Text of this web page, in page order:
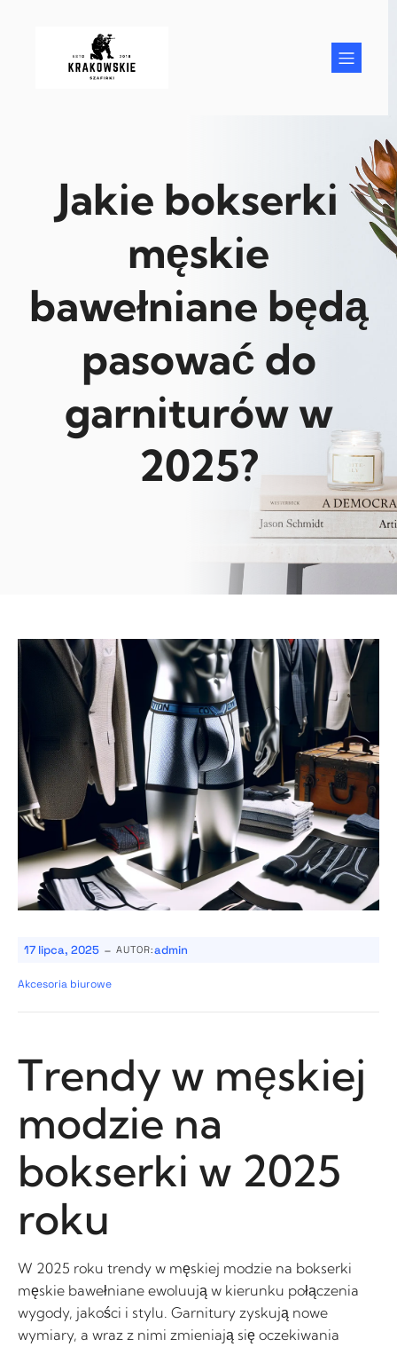
Jakie bokserki
męskie
bawełniane będą
pasować do
garniturów w
2025?
17 lipca, 2025 - AUTOR:admin
Akcesoria biurowe
Trendy w męskiej
modzie na
bokserki w 2025
roku
W 2025 roku trendy w męskiej modzie na bokserki
męskie bawełniane ewoluują w kierunku połączenia
wygody, jakości i stylu. Garnitury zyskują nowe
wymiary, a wraz z nimi zmieniają się oczekiwania